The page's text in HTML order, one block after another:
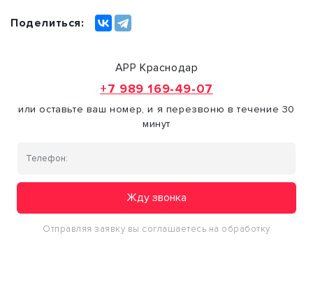
Поделиться:
АРР Краснодар
+7 989 169-49-07
или оставьте ваш номер, и я перезвоню в течение 30
минут
Жду звонка
Отправляя заявку вы соглашаетесь на обработку